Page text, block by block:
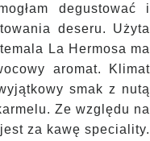
degustować i
deseru. Użyta
La Hermosa ma
aromat. Klimat
smak z nutą
Ze względu na
za kawę speciality.